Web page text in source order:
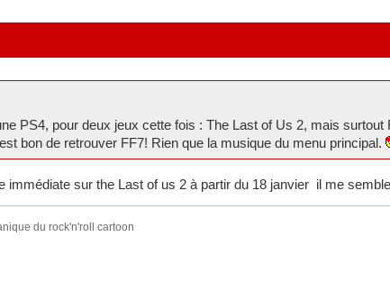
PS4, pour deux jeux cette fois : The Last of Us 2, mais
bon de retrouver FF7! Rien que la musique du menu principal.
immédiate sur the Last of us 2 à partir du 18 janvier il me semble
du rock'n'roll cartoon